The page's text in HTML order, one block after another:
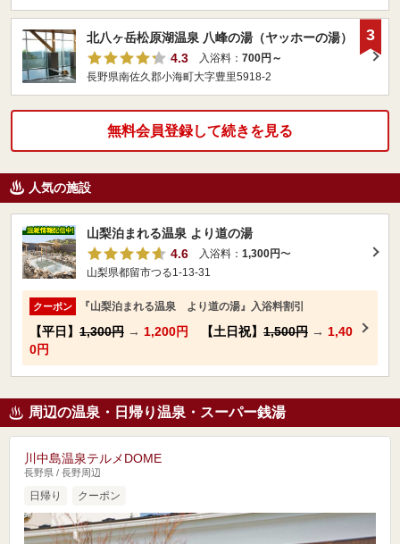
北八ヶ岳松原湖温泉 八峰の湯（ヤッホーの湯）
4.3
入浴料： 700円～
長野県南佐久郡小海町大字豊里5918-2
3
無料会員登録して続きを見る
人気の施設
山梨泊まれる温泉 より道の湯
4.6
入浴料： 1,300円〜
山梨県都留市つる1-13-31
クーポン 『山梨泊まれる温泉 より道の湯』入浴料割引
【平日】 1,300円 → 1,200円 【土日祝】 1,500円 → 1,40
0円
周辺の温泉・日帰り温泉・スーパー銭湯
川中島温泉テルメDOME
長野県 / 長野周辺
日帰り クーポン